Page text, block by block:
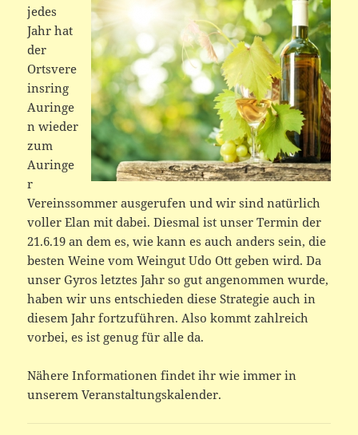
jedes
Jahr hat
der
Ortsvere
insring
Auringe
n wieder
zum
Auringe
r
Vereinssommer ausgerufen und wir sind natürlich
voller Elan mit dabei. Diesmal ist unser Termin der
21.6.19 an dem es, wie kann es auch anders sein, die
besten Weine vom Weingut Udo Ott geben wird. Da
unser Gyros letztes Jahr so gut angenommen wurde,
haben wir uns entschieden diese Strategie auch in
diesem Jahr fortzuführen. Also kommt zahlreich
vorbei, es ist genug für alle da.
Nähere Informationen findet ihr wie immer in
unserem Veranstaltungskalender.